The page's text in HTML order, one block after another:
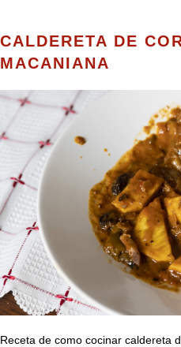
CALDERETA DE
MACANIANA
Receta de como cocinar caldereta